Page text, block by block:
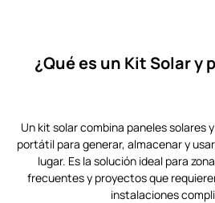
¿Qué es un Kit Solar y
Un kit solar combina paneles solares
portátil para generar, almacenar y
lugar. Es la solución ideal para
frecuentes y proyectos que
instalaciones